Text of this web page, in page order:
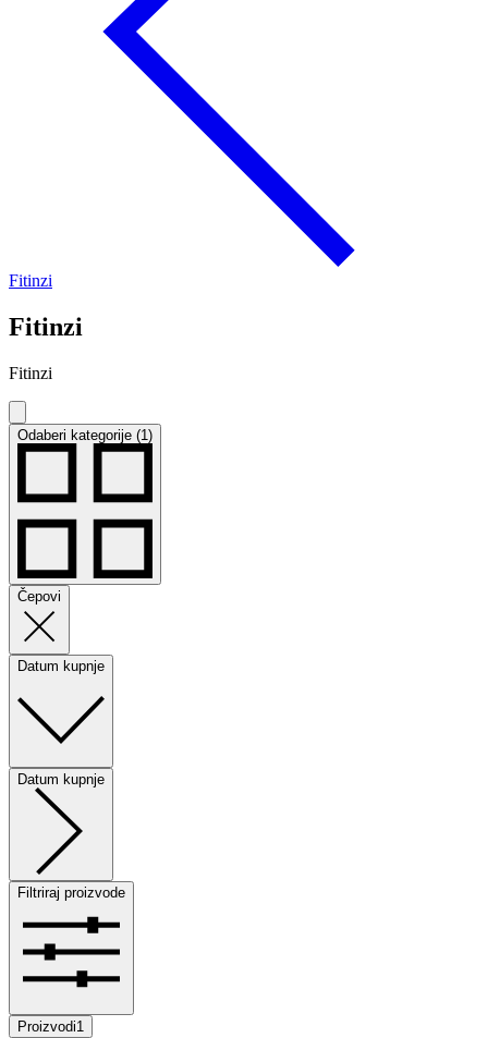
Fitinzi
Fitinzi
Fitinzi
Odaberi kategorije (1)
Čepovi
Datum kupnje
Datum kupnje
Filtriraj proizvode
Proizvodi1